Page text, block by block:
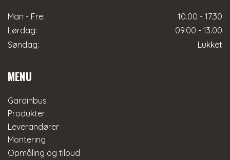
Man - Fre:
10.00 - 17.30
Lørdag:
09.00 - 13.00
Søndag:
Lukket
MENU
Gardinbus
Produkter
Leverandører
Montering
Opmåling og tilbud